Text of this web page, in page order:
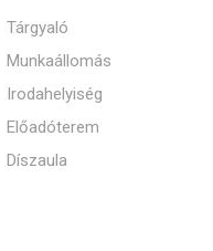
Tárgyaló
Munkaállomás
Irodahelyiség
Előadóterem
Díszaula